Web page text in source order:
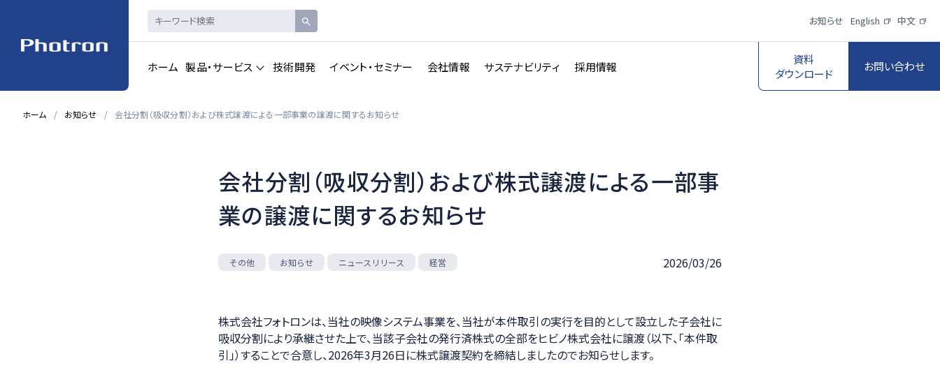
ホーム 製品・サービス 技術開発 イベント・セミナー 会社情報 サステナビリティ 採用情報
資料
ダウンロード
お問い合わせ
お知らせ English 中文
CAD製品 映像伝送サービス 講義収録・ 講義動 スポーツ映像伝
医療ソリューション 光学計測ソリューション
ホーム お知らせ 会社分割（吸収分割）および株式譲渡による一部事業の譲渡に関するお知らせ
会社分割（吸収分割）および株式譲渡による一部事
業の譲渡に関するお知らせ
その他 お知らせ ニュースリリース 経営 2026/03/26
株式会社フォトロンは、当社の映像システム事業を、当社が本件取引の実行を目的として設立した子会社に
吸収分割により承継させた上で、当該子会社の発行済株式の全部をヒビノ株式会社に譲渡（以下、「本件取
引」）することで合意し、2026年3月26日に株式譲渡契約を締結しましたのでお知らせします。